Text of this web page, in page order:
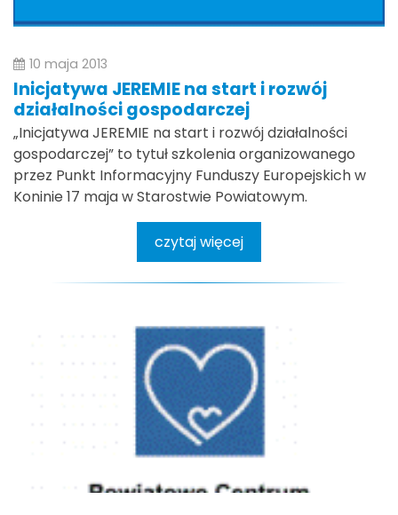
10 maja 2013
Inicjatywa JEREMIE na start i rozwój
działalności gospodarczej
„Inicjatywa JEREMIE na start i rozwój działalności
gospodarczej” to tytuł szkolenia organizowanego
przez Punkt Informacyjny Funduszy Europejskich w
Koninie 17 maja w Starostwie Powiatowym.
czytaj więcej